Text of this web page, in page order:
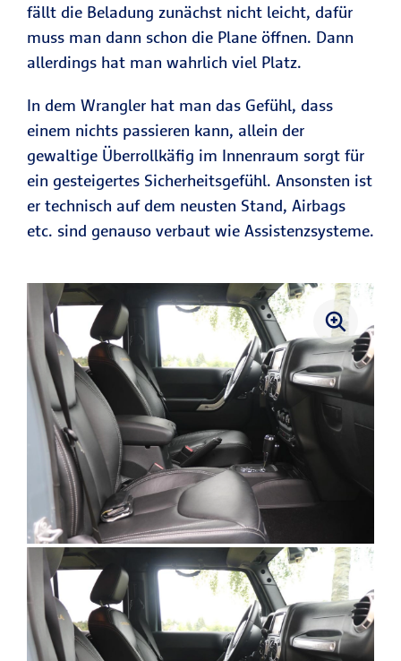
fällt die Beladung zunächst nicht leicht, dafür
muss man dann schon die Plane öffnen. Dann
allerdings hat man wahrlich viel Platz.
In dem Wrangler hat man das Gefühl, dass
einem nichts passieren kann, allein der
gewaltige Überrollkäfig im Innenraum sorgt für
ein gesteigertes Sicherheitsgefühl. Ansonsten ist
er technisch auf dem neusten Stand, Airbags
etc. sind genauso verbaut wie Assistenzsysteme.